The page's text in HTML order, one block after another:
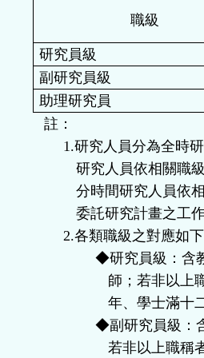
職級
研究員級
副研究員級
助理研究員
註：
1.研究人員分為全時
研究人員依相關職
分時間研究人員依
委託研究計畫之工
2.各類職級之對應如下
◆研究員級：含
師；若非以上
年、學士滿十
◆副研究員級：
若非以上職稱